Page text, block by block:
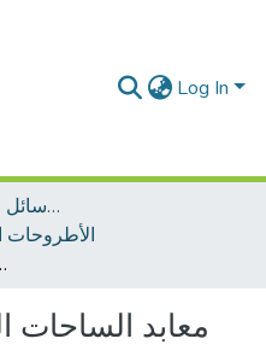
Log In
الرسائل والأطروحات الأكاديمية
الأطروحات
معابد الساحات
معابد